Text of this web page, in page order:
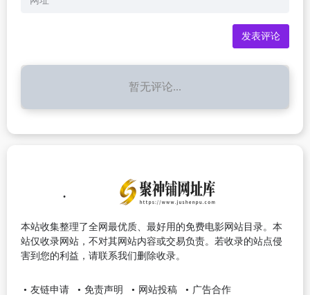
暂无评论...
本站收集整理了全网最优质、最好用的免费电影网站目录。本
站仅收录网站，不对其网站内容或交易负责。若收录的站点侵
害到您的利益，请联系我们删除收录。
友链申请 免责声明 网站投稿 广告合作